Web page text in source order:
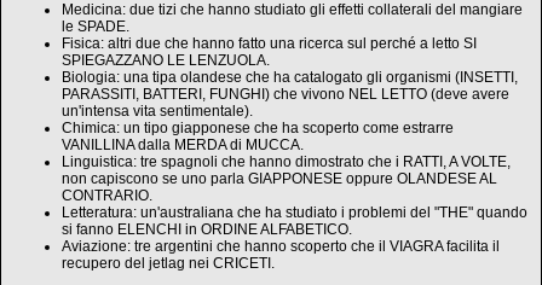
Medicina: due tizi che hanno studiato gli effetti collaterali del mangiare
le SPADE.
Fisica: altri due che hanno fatto una ricerca sul perché a letto SI
SPIEGAZZANO LE LENZUOLA.
Biologia: una tipa olandese che ha catalogato gli organismi (INSETTI,
PARASSITI, BATTERI, FUNGHI) che vivono NEL LETTO (deve avere
un'intensa vita sentimentale).
Chimica: un tipo giapponese che ha scoperto come estrarre
VANILLINA dalla MERDA di MUCCA.
Linguistica: tre spagnoli che hanno dimostrato che i RATTI, A VOLTE,
non capiscono se uno parla GIAPPONESE oppure OLANDESE AL
CONTRARIO.
Letteratura: un'australiana che ha studiato i problemi del "THE" quando
si fanno ELENCHI in ORDINE ALFABETICO.
Aviazione: tre argentini che hanno scoperto che il VIAGRA facilita il
recupero del jetlag nei CRICETI.